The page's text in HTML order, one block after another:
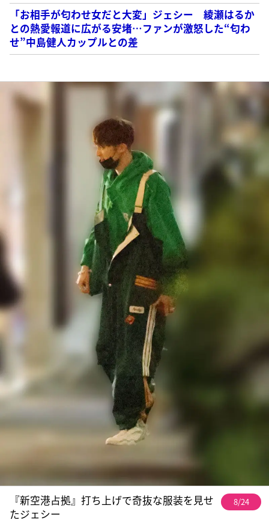
「お相手が匂わせ女だと大変」ジェシー 綾瀬はるか
との熱愛報道に広がる安堵…ファンが激怒した“匂わ
せ”中島健人カップルとの差
『新空港占拠』打ち上げで奇抜な服装を見せ
たジェシー
8/24